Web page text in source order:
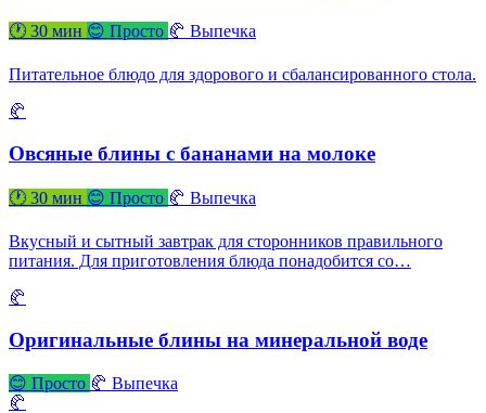
🕐 30 мин 😊 Просто 🥐 Выпечка
Питательное блюдо для здорового и сбалансированного стола.
🥐
Овсяные блины с бананами на молоке
🕐 30 мин 😊 Просто 🥐 Выпечка
Вкусный и сытный завтрак для сторонников правильного
питания. Для приготовления блюда понадобится со…
🥐
Оригинальные блины на минеральной воде
😊 Просто 🥐 Выпечка
🥐